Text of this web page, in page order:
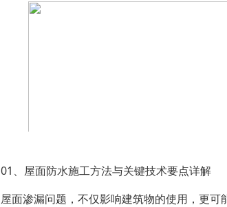
01、屋面防水施工方法与关键技术要点详解
屋面渗漏问题，不仅影响建筑物的使用，更